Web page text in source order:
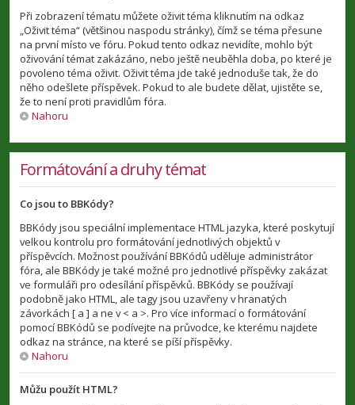
Při zobrazení tématu můžete oživit téma kliknutím na odkaz
„Oživit téma“ (většinou naspodu stránky), čímž se téma přesune
na první místo ve fóru. Pokud tento odkaz nevidíte, mohlo být
oživování témat zakázáno, nebo ještě neuběhla doba, po které je
povoleno téma oživit. Oživit téma jde také jednoduše tak, že do
něho odešlete příspěvek. Pokud to ale budete dělat, ujistěte se,
že to není proti pravidlům fóra.
Nahoru
Formátování a druhy témat
Co jsou to BBKódy?
BBKódy jsou speciální implementace HTML jazyka, které poskytují
velkou kontrolu pro formátování jednotlivých objektů v
příspěvcích. Možnost používání BBKódů uděluje administrátor
fóra, ale BBKódy je také možné pro jednotlivé příspěvky zakázat
ve formuláři pro odesílání příspěvků. BBKódy se používají
podobně jako HTML, ale tagy jsou uzavřeny v hranatých
závorkách [ a ] a ne v < a >. Pro více informací o formátování
pomocí BBKódů se podívejte na průvodce, ke kterému najdete
odkaz na stránce, na které se píší příspěvky.
Nahoru
Můžu použít HTML?